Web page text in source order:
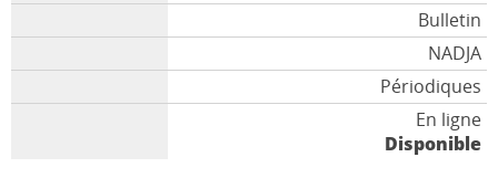
Bulletin
NADJA
Périodiques
En ligne
Disponible